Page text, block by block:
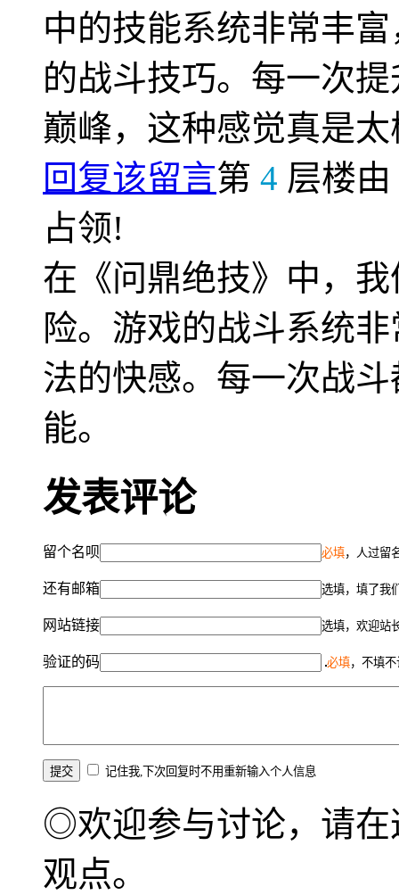
中的技能系统非常丰
的战斗技巧。每一次
巅峰，这种感觉真是
回复该留言第 4 层楼由
占领!
在《问鼎绝技》中，
险。游戏的战斗系统
法的快感。每一次战
能。
发表评论
留个名呗 必填，人过留
还有邮箱 选填，填了我
网站链接 选填，欢迎站
验证的码 必填，不填
记住我,下次回复时不用重新输入个人信息
◎欢迎参与讨论，请在
观点。